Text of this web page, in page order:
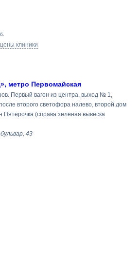
клиники
метро Первомайская
Первый вагон из центра, выход № 1,
второго светофора налево, второй дом
Пятерочка (справа зеленая вывеска
43